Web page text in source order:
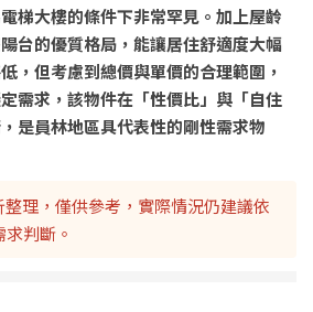
梯大樓的條件下非常罕見。加上屋齡
台的優質格局，能讓居住舒適度大幅
，但考慮到總價與單價的合理範圍，
需求，該物件在「性價比」與「自住
是員林地區具代表性的剛性需求物
理，僅供參考，實際情況仍建議依
判斷。